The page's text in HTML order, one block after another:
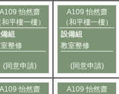
A109 怡然齋
和平樓一樓）
組
整修
(同意申請)
A109 怡然齋
（和平樓一樓）
設備組
教室整修
(同意申請)
A109 怡然齋
A109 怡然齋